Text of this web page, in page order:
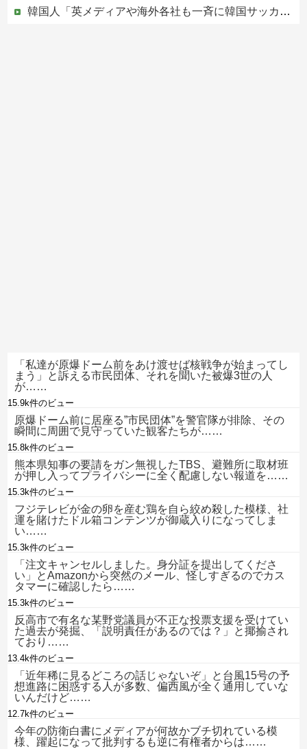
韓国人「英メディアや海外各社も一斉に韓国サッカー協会を巡る過去の不祥事を報道！」→「国際的な信用失墜の危機‥」
「私達が原爆ドーム前をあけ渡せば核戦争が始まってし
まう」と訴える市民団体、それを聞いた被爆3世の人
が……
15.9k件のビュー
原爆ドーム前に居座る”市民団体”を警官隊が排除、その
瞬間に周囲で見守っていた観客たちが……
15.8k件のビュー
熊本県知事の要請をガン無視したTBS、避難所に取材班
が押し入ってプライバシーに全く配慮しない報道を……
15.3k件のビュー
フジテレビが金の卵を産む鶏を自ら絞め殺した模様、社
運を賭けたドル箱コンテンツが御蔵入りになってしま
い……
15.3k件のビュー
「注文キャンセルしました。身分証を提出してくださ
い」とAmazonから突然のメール、怪しすぎるのでカス
タマーに確認したら……
15.3k件のビュー
反高市で有名な某野党議員が不正な投票支援を受けてい
た過去が発掘、「説明責任があるのでは？」と揶揄され
ており……
13.4k件のビュー
「近年稀に見るどころの話じゃないぞ」と台風15号の予
想進路に困惑する人が多数、偏西風が全く通用していな
いんだけど……
12.7k件のビュー
今年の防衛白書にメディアが何故かブチ切れている模
様、躍起になって批判するも逆に有権者からは……